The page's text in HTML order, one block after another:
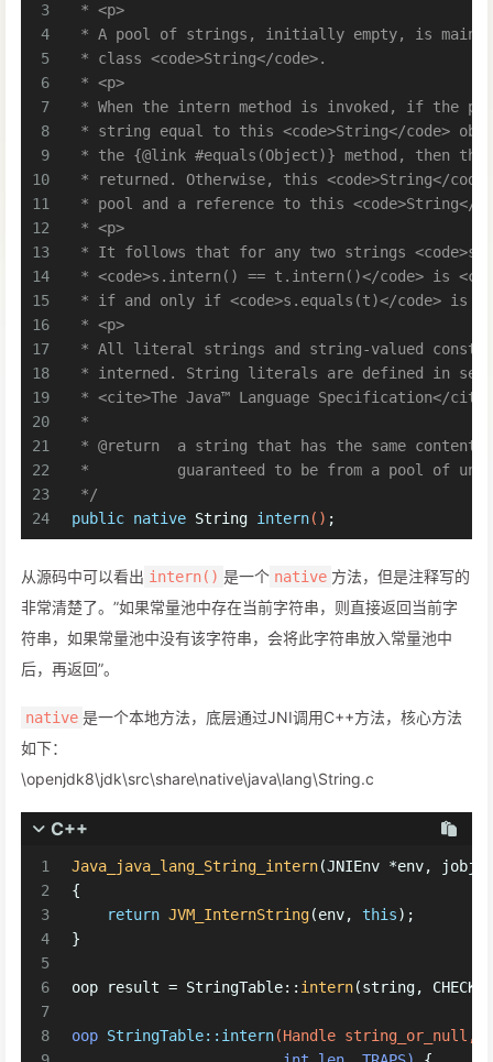
3
4
5
6
7
8
9
10
11
12
13
14
15
16
17
18
19
20
21
22
23
24
* <p>
* A pool of strings, initially empty, is
* class <code>String</code>.
* <p>
* When the intern method is invoked, if the
* string equal to this <code>String</code>
* the {@link #equals(Object)} method, then
* returned. Otherwise, this <code>String</
* pool and a reference to this <code>String</
* <p>
* It follows that for any two strings <code>s</
* <code>s.intern() == t.intern()</code> is
* if and only if <code>s.equals(t)</code> is
* <p>
* All literal strings and string-valued
* interned. String literals are defined in
* <cite>The Java™ Language Specification</
*
* @return
a string that has the same
*          guaranteed to be from a pool of
*/
public native String intern() ;
从源码中可以看出 intern() 是一个 native 方法，但是注释写的
非常清楚了。”如果常量池中存在当前字符串，则直接返回当前字
符串，如果常量池中没有该字符串，会将此字符串放入常量池中
后，再返回”。
native 是一个本地方法，底层通过JNI调用C++方法，核心方法
如下：
\openjdk8\jdk\src\share\native\java\lang\String.c
C++
1
2
3
4
5
6
7
8
Java_java_lang_String_intern(JNIEnv *env,
{
return JVM_InternString(env, this);
}
oop result = StringTable:: intern(string,
oop StringTable::intern(Handle string_or_null,